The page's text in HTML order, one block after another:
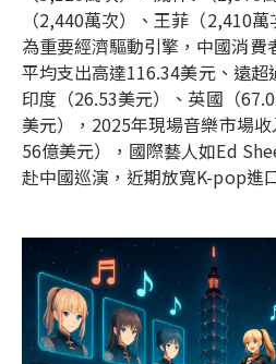
（2,440萬次）、王菲（2,410
為重要經濟驅動引擎，中國消
平均支出高達116.34美元、遠超
印度（26.53美元）、英國（
美元），2025年現場音樂市場
56億美元），國際藝人如Ed
赴中國巡演，近期放寬K-pop進